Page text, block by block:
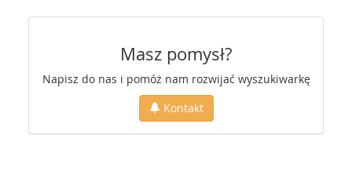
Masz pomysł?
Napisz do nas i pomóż nam rozwijać wyszukiwarkę
Kontakt